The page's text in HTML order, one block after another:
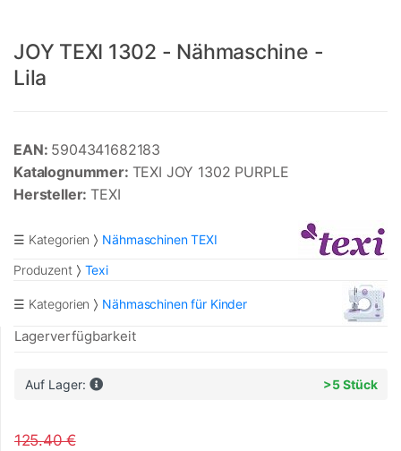
JOY TEXI 1302 - Nähmaschine -
Lila
EAN: 5904341682183
Katalognummer: TEXI JOY 1302 PURPLE
Hersteller: TEXI
☰ Kategorien
Nähmaschinen TEXI
Produzent
Texi
☰ Kategorien Nähmaschinen für Kinder
Lagerverfügbarkeit
Auf Lager: >5 Stück
125.40 €